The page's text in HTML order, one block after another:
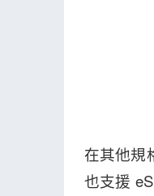
在其他規
也支援